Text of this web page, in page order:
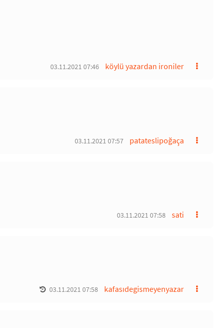
köylü yazardan ironiler
03.11.2021 07:46
patateslipoğaça
03.11.2021 07:57
sati
03.11.2021 07:58
kafasıdegismeyenyazar
03.11.2021 07:58